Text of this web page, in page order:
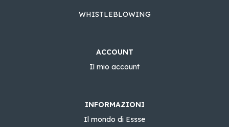
WHISTLEBLOWING
ACCOUNT
Il mio account
INFORMAZIONI
Il mondo di Essse